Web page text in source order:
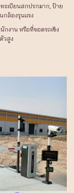
ะเบียนสกปรกมาก, ป้าย
กล้องรุนแรง
กงาน หรือที่จอดรถเชิง
วสูง